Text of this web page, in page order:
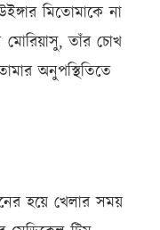
মিতোমাকে না
মোরিয়াসু, তাঁর চোখ
অনুপস্থিতিতে
হয়ে খেলার সময়